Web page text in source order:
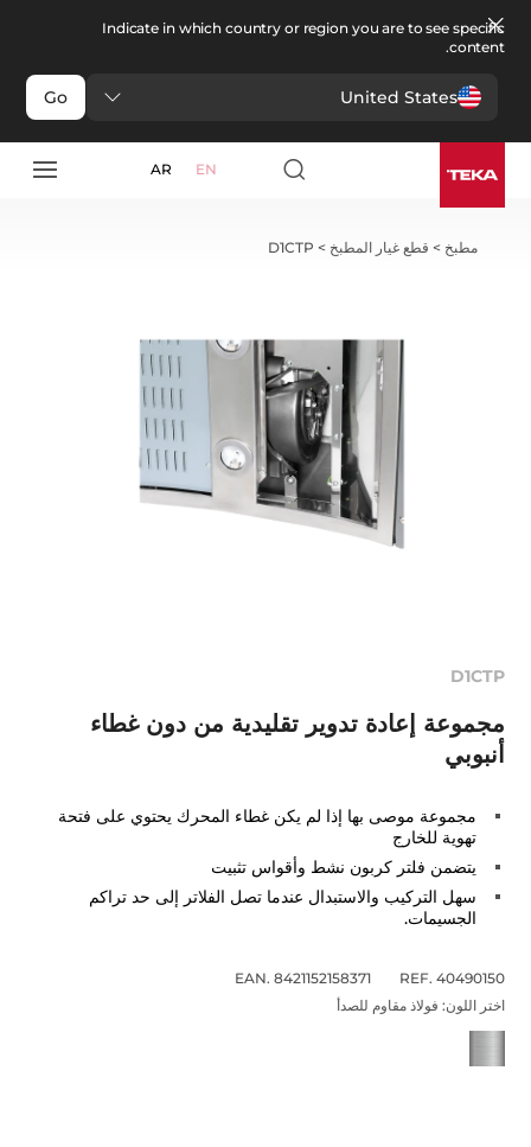
Indicate in which country or region you are to see specific
content.
United States
Go
EN
AR
مطبخ > قطع غيار المطبخ >
D1CTP
D1CTP
مجموعة إعادة تدوير تقليدية من دون غطاء
أنبوبي
مجموعة موصى بها إذا لم يكن غطاء المحرك يحتوي على فتحة
تهوية للخارج
يتضمن فلتر كربون نشط وأقواس تثبيت
سهل التركيب والاستبدال عندما تصل الفلاتر إلى حد تراكم
الجسيمات.
REF. 40490150
EAN. 8421152158371
اختر اللون: فولاذ مقاوم للصدأ